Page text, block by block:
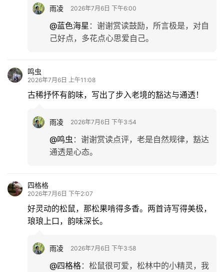
雨凌 2026年7月6日 下午6:00
@蓝色海星 ： 谢谢赏读鼓励，所言极是，对自
己好点，多花点心思爱自己。
鸣虫
2026年7月6日 上午11:08
古稀抒怀有韵味，写出了步入老境的豁达与通透！
雨凌 2026年7月6日 下午3:54
@鸣虫 ： 谢谢赏读点评，老是自然规律，豁达
通透是心态。
四格格
2026年7月6日 下午2:07
好灵动的松鼠，那松果啃得多香。两首诗写得美极，
琅琅上口，韵味深长。
雨凌 2026年7月6日 下午3:58
@四格格： 松鼠很可爱，松林中的小精灵，我